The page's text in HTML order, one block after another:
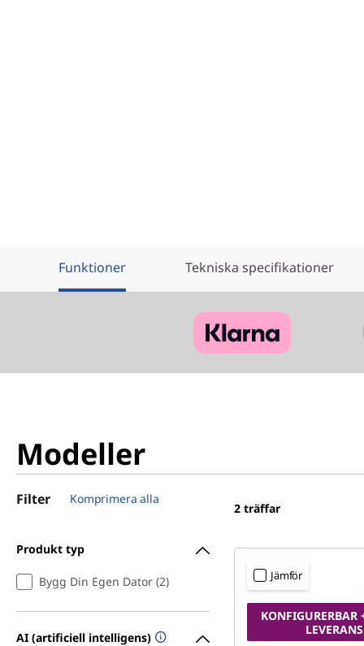
Funktioner Tekniska specifikationer
Modeller
Filter Komprimera alla
Produkt typ
Bygg Din Egen Dator (2)
AI (artificiell intelligens)
2 träffar
Jämför
KONFIGURERBAR
LEVERANS